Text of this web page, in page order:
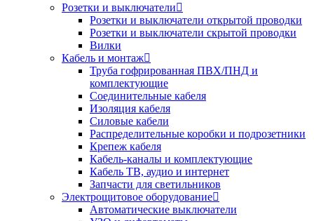
Розетки и выключатели
Розетки и выключатели открытой проводки
Розетки и выключатели скрытой проводки
Вилки
Кабель и монтаж
Труба гофрированная ПВХ/ПНД и
комплектующие
Соединительные кабеля
Изоляция кабеля
Силовые кабели
Распределительные коробки и подрозетники
Крепеж кабеля
Кабель-каналы и комплектующие
Кабель ТВ, аудио и интернет
Запчасти для светильников
Электрощитовое оборудование
Автоматические выключатели